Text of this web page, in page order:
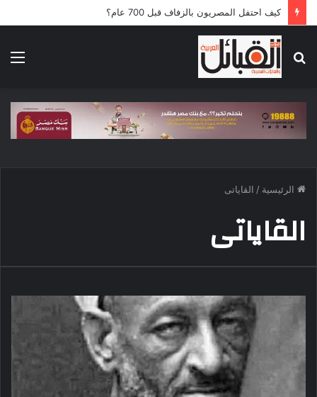
كيف احتفل المصريون بالزفاف قبل 700 عام؟
عن
الرئيسية / القاياتى
القاياتى